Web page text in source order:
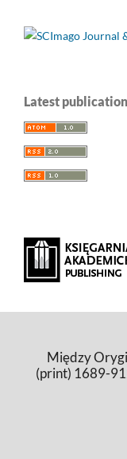
Latest
Między
(print) 1689-